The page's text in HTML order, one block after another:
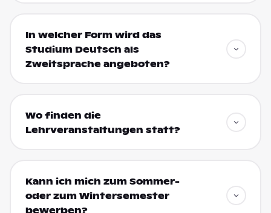
In welcher Form wird das
Studium Deutsch als
Zweitsprache angeboten?
Wo finden die
Lehrveranstaltungen statt?
Kann ich mich zum Sommer-
oder zum Wintersemester
bewerben?